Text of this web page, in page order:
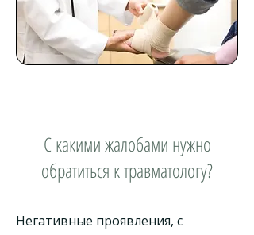
С какими жалобами нужно
обратиться к травматологу?
Негативные проявления, с